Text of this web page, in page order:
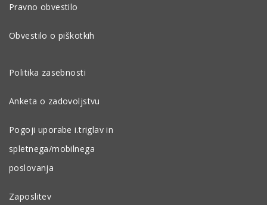
Pravno obvestilo
Obvestilo o piškotkih
Politika zasebnosti
Anketa o zadovoljstvu
Pogoji uporabe i.triglav in
spletnega/mobilnega
poslovanja
Zaposlitev